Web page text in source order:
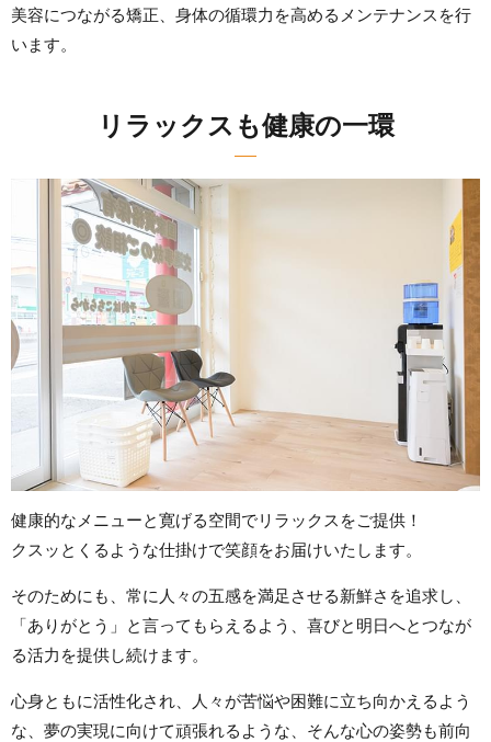
美容につながる矯正、身体の循環力を高めるメンテナンスを行
います。
リラックスも健康の一環
健康的なメニューと寛げる空間でリラックスをご提供！
クスッとくるような仕掛けで笑顔をお届けいたします。
そのためにも、常に人々の五感を満足させる新鮮さを追求し、
「ありがとう」と言ってもらえるよう、喜びと明日へとつなが
る活力を提供し続けます。
心身ともに活性化され、人々が苦悩や困難に立ち向かえるよう
な、夢の実現に向けて頑張れるような、 そんな心の姿勢も前向